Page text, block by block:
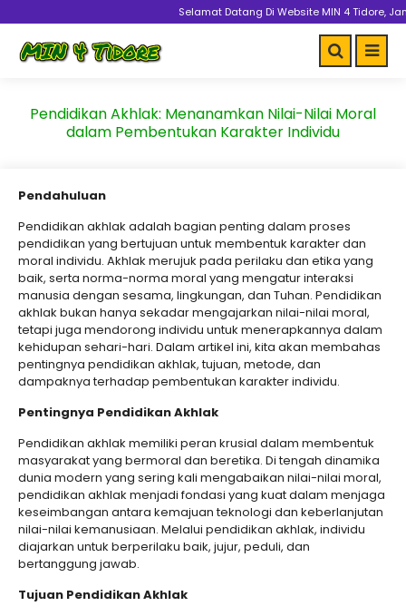
Selamat Datang Di Website MIN 4 Tidore,
Pendidikan Akhlak: Menanamkan Nilai-Nilai Moral
dalam Pembentukan Karakter Individu
Pendahuluan
Pendidikan akhlak adalah bagian penting dalam proses
pendidikan yang bertujuan untuk membentuk karakter dan
moral individu. Akhlak merujuk pada perilaku dan etika yang
baik, serta norma-norma moral yang mengatur interaksi
manusia dengan sesama, lingkungan, dan Tuhan. Pendidikan
akhlak bukan hanya sekadar mengajarkan nilai-nilai moral,
tetapi juga mendorong individu untuk menerapkannya dalam
kehidupan sehari-hari. Dalam artikel ini, kita akan membahas
pentingnya pendidikan akhlak, tujuan, metode, dan
dampaknya terhadap pembentukan karakter individu.
Pentingnya Pendidikan Akhlak
Pendidikan akhlak memiliki peran krusial dalam membentuk
masyarakat yang bermoral dan beretika. Di tengah dinamika
dunia modern yang sering kali mengabaikan nilai-nilai moral,
pendidikan akhlak menjadi fondasi yang kuat dalam menjaga
keseimbangan antara kemajuan teknologi dan keberlanjutan
nilai-nilai kemanusiaan. Melalui pendidikan akhlak, individu
diajarkan untuk berperilaku baik, jujur, peduli, dan
bertanggung jawab.
Tujuan Pendidikan Akhlak